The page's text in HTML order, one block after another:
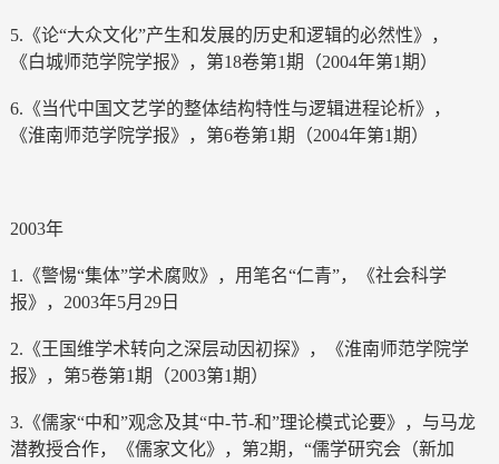
5.《论“大众文化”产生和发展的历史和逻辑的必然性》，
《白城师范学院学报》，第18卷第1期（2004年第1期）
6.《当代中国文艺学的整体结构特性与逻辑进程论析》，
《淮南师范学院学报》，第6卷第1期（2004年第1期）
2003年
1.《警惕“集体”学术腐败》，用笔名“仁青”，《社会科学
报》，2003年5月29日
2.《王国维学术转向之深层动因初探》，《淮南师范学院学
报》，第5卷第1期（2003第1期）
3.《儒家“中和”观念及其“中-节-和”理论模式论要》，与马龙
潜教授合作，《儒家文化》，第2期，“儒学研究会（新加